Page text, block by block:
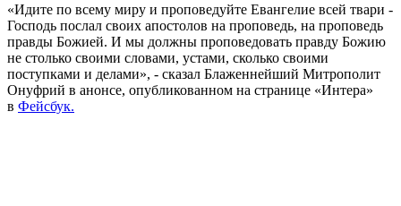
«Идите по всему миру и проповедуйте Евангелие всей твари -
Господь послал своих апостолов на проповедь, на проповедь
правды Божией. И мы должны проповедовать правду Божию
не столько своими словами, устами, сколько своими
поступками и делами», - сказал Блаженнейший Митрополит
Онуфрий в анонсе, опубликованном на странице «Интера»
в Фейсбук.